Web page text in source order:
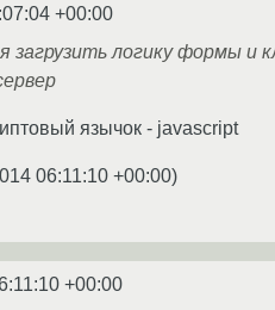
+00:00
загрузить логику формы и
язычок - javascript
06:11:10 +00:00)
+00:00